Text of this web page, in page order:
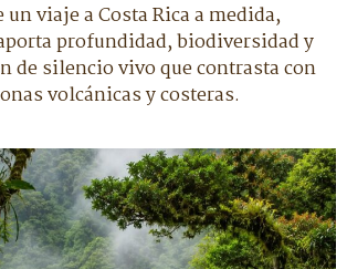
un viaje a Costa Rica a medida,
profundidad, biodiversidad y
de silencio vivo que contrasta con
volcánicas y costeras.